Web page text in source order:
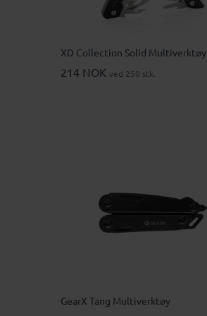
XD Collection Solid Multiverktøy
214 NOK ved 250 stk.
GearX Tang Multiverktøy